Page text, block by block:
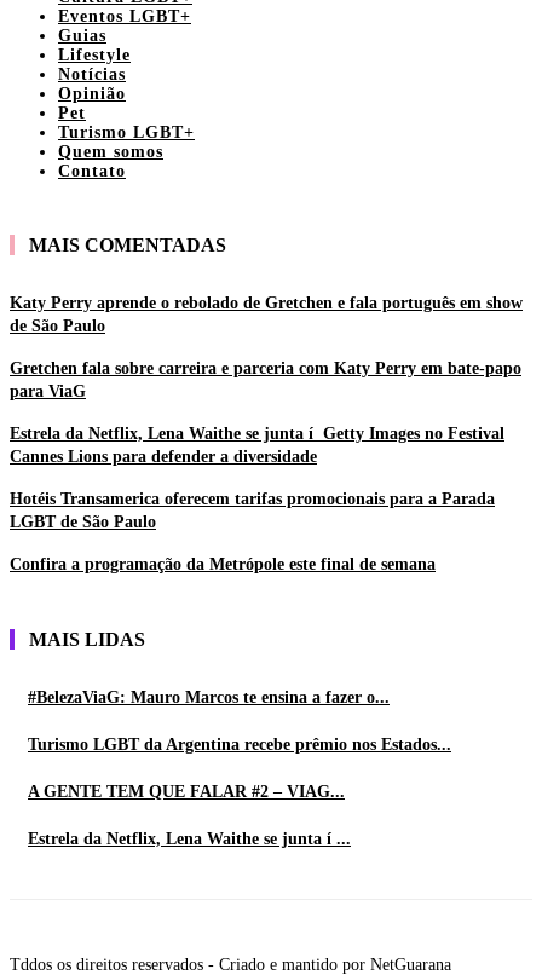
Eventos LGBT+
Guias
Lifestyle
Notícias
Opinião
Pet
Turismo LGBT+
Quem somos
Contato
MAIS COMENTADAS
Katy Perry aprende o rebolado de Gretchen e fala português em show
de São Paulo
Gretchen fala sobre carreira e parceria com Katy Perry em bate-papo
para ViaG
Estrela da Netflix, Lena Waithe se junta í Getty Images no Festival
Cannes Lions para defender a diversidade
Hotéis Transamerica oferecem tarifas promocionais para a Parada
LGBT de São Paulo
Confira a programação da Metrópole este final de semana
MAIS LIDAS
#BelezaViaG: Mauro Marcos te ensina a fazer o...
Turismo LGBT da Argentina recebe prêmio nos Estados...
A GENTE TEM QUE FALAR #2 – VIAG...
Estrela da Netflix, Lena Waithe se junta í ...
Tddos os direitos reservados - Criado e mantido por NetGuarana